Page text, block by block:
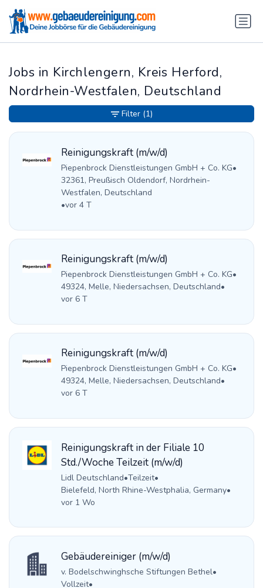
Jobs in Kirchlengern, Kreis Herford,
Nordrhein-Westfalen, Deutschland
Reinigungskraft (m/w/d)
Piepenbrock Dienstleistungen GmbH + Co. KG•
32361, Preußisch Oldendorf, Nordrhein-
Westfalen, Deutschland
•vor 4 T
Reinigungskraft (m/w/d)
Piepenbrock Dienstleistungen GmbH + Co. KG•
49324, Melle, Niedersachsen, Deutschland•
vor 6 T
Reinigungskraft (m/w/d)
Piepenbrock Dienstleistungen GmbH + Co. KG•
49324, Melle, Niedersachsen, Deutschland•
vor 6 T
Reinigungskraft in der Filiale 10
Std./Woche Teilzeit (m/w/d)
Lidl Deutschland•Teilzeit•
Bielefeld, North Rhine-Westphalia, Germany•
vor 1 Wo
Gebäudereiniger (m/w/d)
v. Bodelschwinghsche Stiftungen Bethel•
Vollzeit•
Filter (1)